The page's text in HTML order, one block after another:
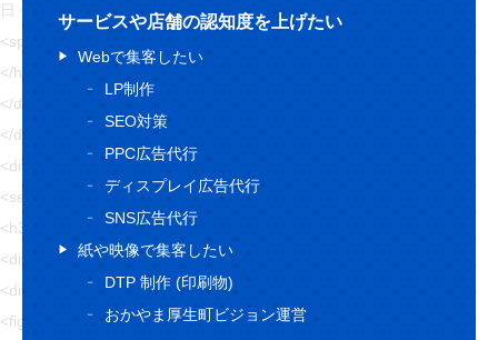
サービスや店舗の認知度を上げたい
Webで集客したい
LP制作
SEO対策
PPC広告代行
ディスプレイ広告代行
SNS広告代行
紙や映像で集客したい
DTP 制作 (印刷物)
おかやま厚生町ビジョン運営
日々執筆中！
<span class="fz72 ffLo blue1 sfz32">日々お役立ち情報</span>
</h2>
</div>
</div>
<div class="topBlog-body">
<section class="topBlog-box Line1">
<h3 class="fz56 ffF1 tac sfz36">ブログ</h3>
<div class="topBlog-group1">
<div class="topBlog-item1">
<figure>